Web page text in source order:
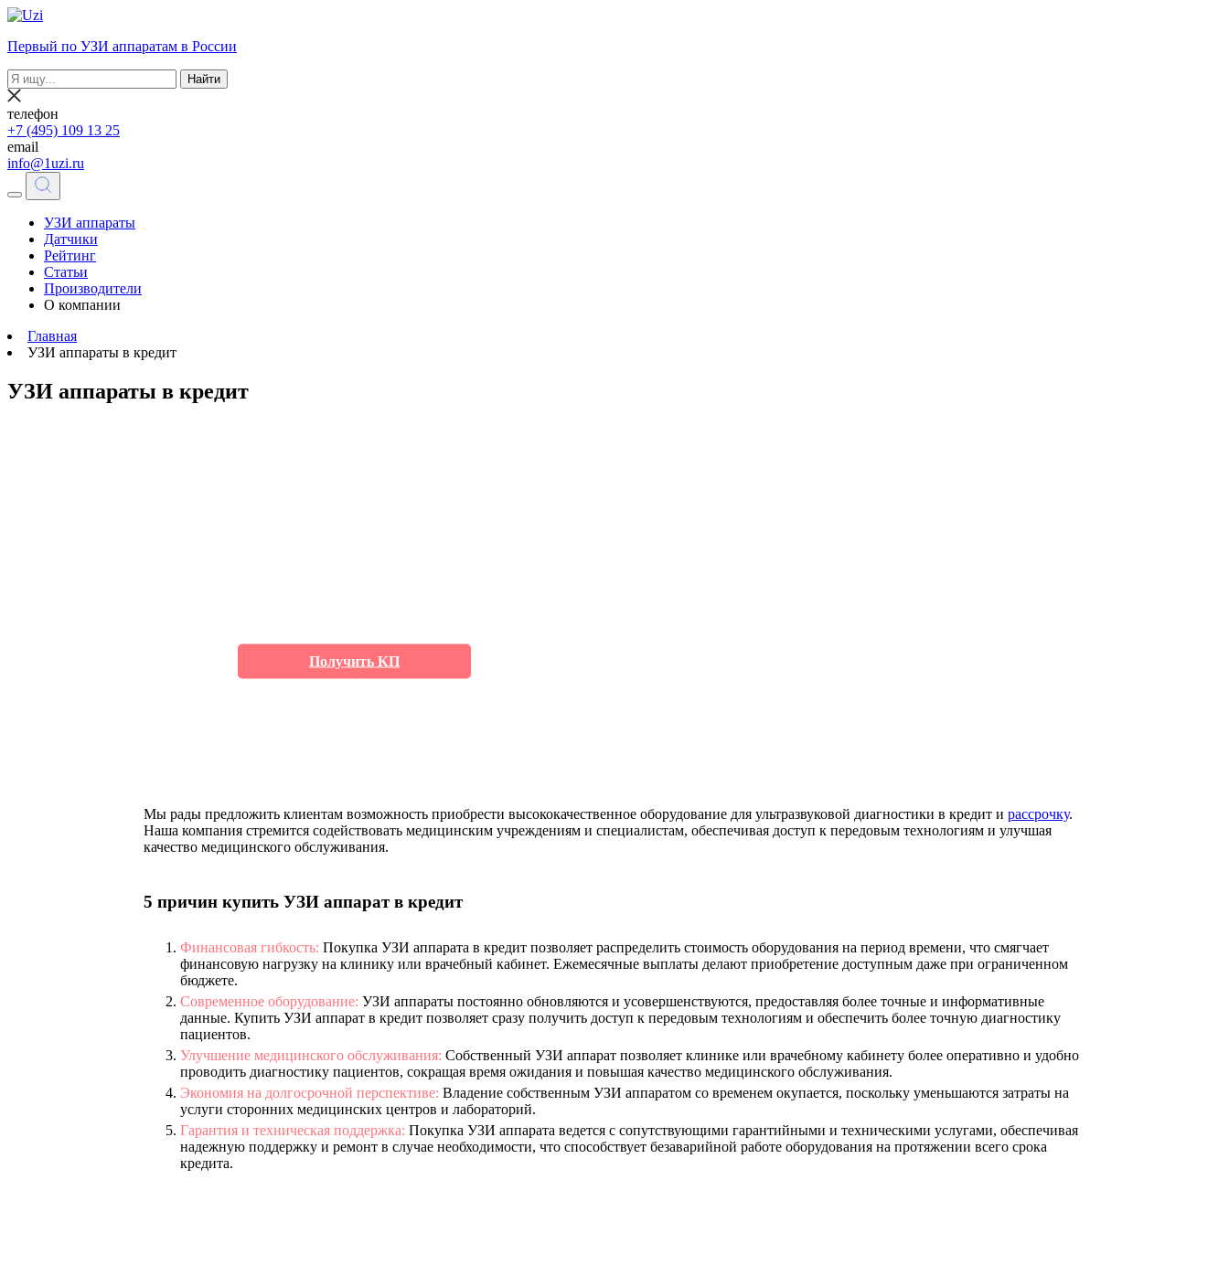
Первый по УЗИ аппаратам в России
Найти
телефон
+7 (495) 109 13 25
email
info@1uzi.ru
УЗИ аппараты
Датчики
Рейтинг
Статьи
Производители
О компании
Главная
УЗИ аппараты в кредит
УЗИ аппараты в кредит
Получить КП
Мы рады предложить клиентам возможность приобрести высококачественное оборудование для ультразвуковой диагностики в кредит и рассрочку.
Наша компания стремится содействовать медицинским учреждениям и специалистам, обеспечивая доступ к передовым технологиям и улучшая
качество медицинского обслуживания.
5 причин купить УЗИ аппарат в кредит
Финансовая гибкость: Покупка УЗИ аппарата в кредит позволяет распределить стоимость оборудования на период времени, что смягчает
финансовую нагрузку на клинику или врачебный кабинет. Ежемесячные выплаты делают приобретение доступным даже при ограниченном
бюджете.
Современное оборудование: УЗИ аппараты постоянно обновляются и усовершенствуются, предоставляя более точные и информативные
данные. Купить УЗИ аппарат в кредит позволяет сразу получить доступ к передовым технологиям и обеспечить более точную диагностику
пациентов.
Улучшение медицинского обслуживания: Собственный УЗИ аппарат позволяет клинике или врачебному кабинету более оперативно и удобно
проводить диагностику пациентов, сокращая время ожидания и повышая качество медицинского обслуживания.
Экономия на долгосрочной перспективе: Владение собственным УЗИ аппаратом со временем окупается, поскольку уменьшаются затраты на
услуги сторонних медицинских центров и лабораторий.
Гарантия и техническая поддержка: Покупка УЗИ аппарата ведется с сопутствующими гарантийными и техническими услугами, обеспечивая
надежную поддержку и ремонт в случае необходимости, что способствует безаварийной работе оборудования на протяжении всего срока
кредита.